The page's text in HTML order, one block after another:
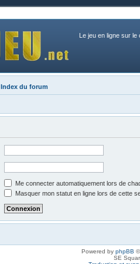
Le jeu en ligne sur le
Index du forum
Me connecter automatiquement lors de
Masquer mon statut en ligne lors de cette
Powered by phpBB
SE